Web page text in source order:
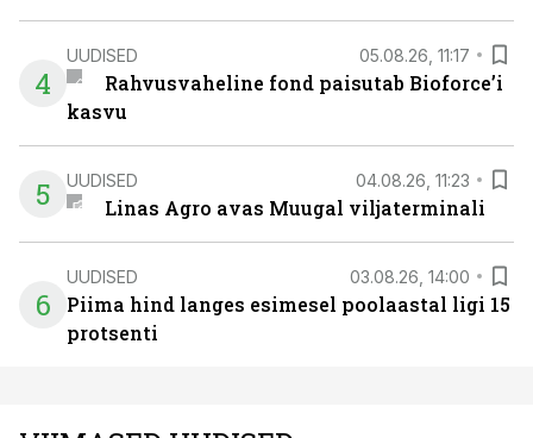
4
UUDISED 05.08.26, 11:17
Rahvusvaheline fond paisutab Bioforce’i
kasvu
5 UUDISED 04.08.26, 11:23
Linas Agro avas Muugal viljaterminali
6
UUDISED 03.08.26, 14:00
Piima hind langes esimesel poolaastal ligi 15
protsenti